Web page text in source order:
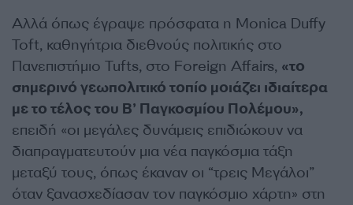
Αλλά όπως έγραψε πρόσφατα η Monica Duffy
Toft, καθηγήτρια διεθνούς πολιτικής στο
Πανεπιστήμιο Tufts, στο Foreign Affairs, «το
σημερινό γεωπολιτικό τοπίο μοιάζει ιδιαίτερα
με το τέλος του Β’ Παγκοσμίου Πολέμου»,
επειδή «οι μεγάλες δυνάμεις επιδιώκουν να
διαπραγματευτούν μια νέα παγκόσμια τάξη
μεταξύ τους, όπως έκαναν οι “τρεις Μεγάλοι”
όταν ξανασχεδίασαν τον παγκόσμιο χάρτη» στη